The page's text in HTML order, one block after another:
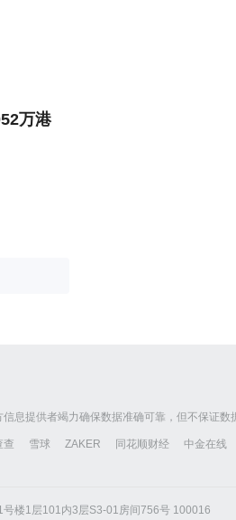
万港
息提供者竭力确保数据准确可靠，但不保证数
查 雪球 ZAKER 同花顺财经 中金在线
楼1层101内3层S3-01房间756号 100016